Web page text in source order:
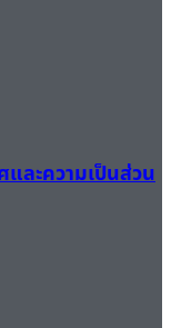
และความเป็นส่วน